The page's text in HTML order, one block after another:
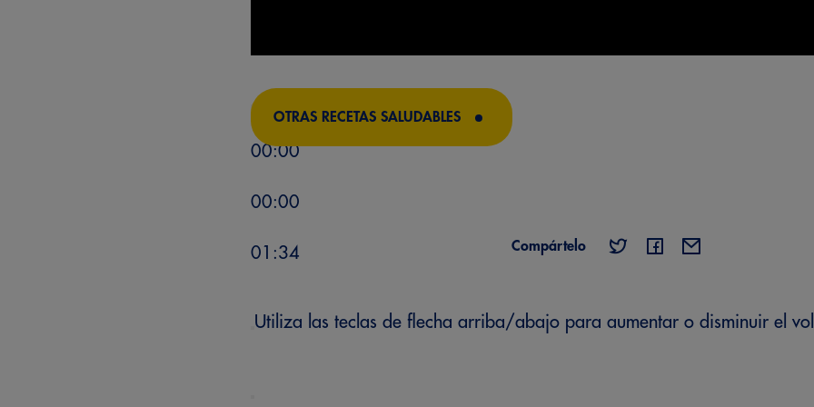
00:00
00:00
01:34
Utiliza las teclas de flecha arriba/abajo para aumentar o disminuir el
OTRAS RECETAS SALUDABLES
Compártelo